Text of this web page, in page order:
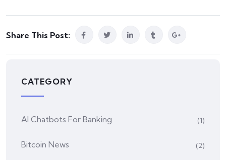
Share This Post:
CATEGORY
AI Chatbots For Banking (1)
Bitcoin News (2)